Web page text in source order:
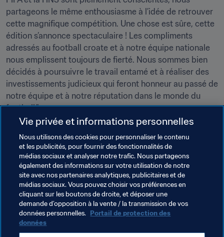
partageons le même enthousiasme à l’idée de retrouver
cette magnifique compétition. Une chose est sûre, cette
édition s’annonce spectaculaire ! Les compliments
adressés au football croate et à notre équipe nationale
nous emplissent toujours de fierté. Nous sommes bien
décidés à poursuivre le travail entamé et à réaliser des
investissements judicieux qui feront honneur au passé de
notre équipe et à notre réputation dans le monde du
football."
À l’issue de la réunion, les représentants de la FIFA et de
la HNS ont échangé des cadeaux. Le Président Kustić a
ainsi remis à Gianni Infantino un maillot personnalisé de
l’équipe finaliste de la Coupe du Monde de la FIFA,
Russie 2018™.
Thèmes en lien
Président de la FIFA Organisation
Vie privée et informations personnelles
Nous utilisons des cookies pour personnaliser le contenu
et les publicités, pour fournir des fonctionnalités de
médias sociaux et analyser notre trafic. Nous partageons
également des informations sur votre utilisation de notre
site avec nos partenaires analytiques, publicitaires et de
médias sociaux. Vous pouvez choisir vos préférences en
cliquant sur les boutons de droite, et déposer une
demande d’opposition à la vente / la transmission de vos
données personnelles. Portail de protection des
données